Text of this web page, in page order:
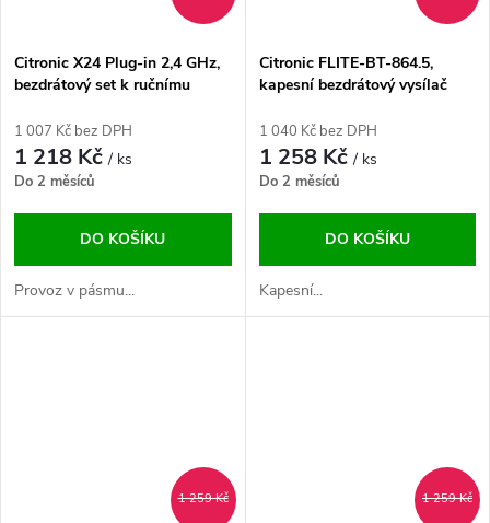
Citronic X24 Plug-in 2,4 GHz,
bezdrátový set k ručnímu
1 007 Kč bez DPH
1 218 Kč/ ks
Do 2 měsíců
DO KOŠÍKU
Provoz v pásmu...
Citronic FLITE-BT-864.5,
kapesní bezdrátový vysílač
1 040 Kč bez DPH
1 258 Kč/ ks
Do 2 měsíců
DO KOŠÍKU
Kapesní...
1 259 Kč 1 259 Kč